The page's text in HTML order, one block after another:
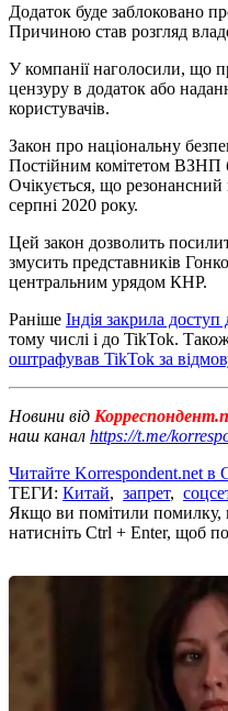
Додаток буде заблоковано
Причиною став розгляд
У компанії наголосили, що
цензуру в додаток або
користувачів.
Закон про національну
Постійним комітетом ВЗНП
Очікується, що
серпні 2020 року.
Цей закон дозволить
змусить представників
центральним урядом КНР.
Раніше Індія закрила
тому числі і до TikTok.
оштрафував TikTok за
Новини від
наш канал https://t.me/
Читайте Korrespondent.net в
ТЕГИ: Китай, запрет,
Якщо ви помітили помилку,
натисніть Ctrl + Enter, щоб